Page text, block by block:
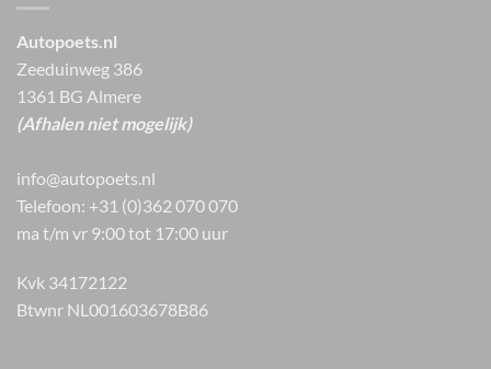
Autopoets.nl
Zeeduinweg 386
1361 BG Almere
(Afhalen niet mogelijk)
info@autopoets.nl
Telefoon: +31 (0)362 070 070
ma t/m vr 9:00 tot 17:00 uur
Kvk 34172122
Btwnr NL001603678B86